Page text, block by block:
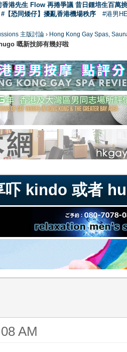
香港先生 Flow 再捲爭議 昔日鍾培生百萬
#【恐同矮仔】擾亂香港機場秩序 #港男
主版討論 › Hong Kong Gay Spas,
嘅新技師有幾好啦
吓 kindo 或者
AM